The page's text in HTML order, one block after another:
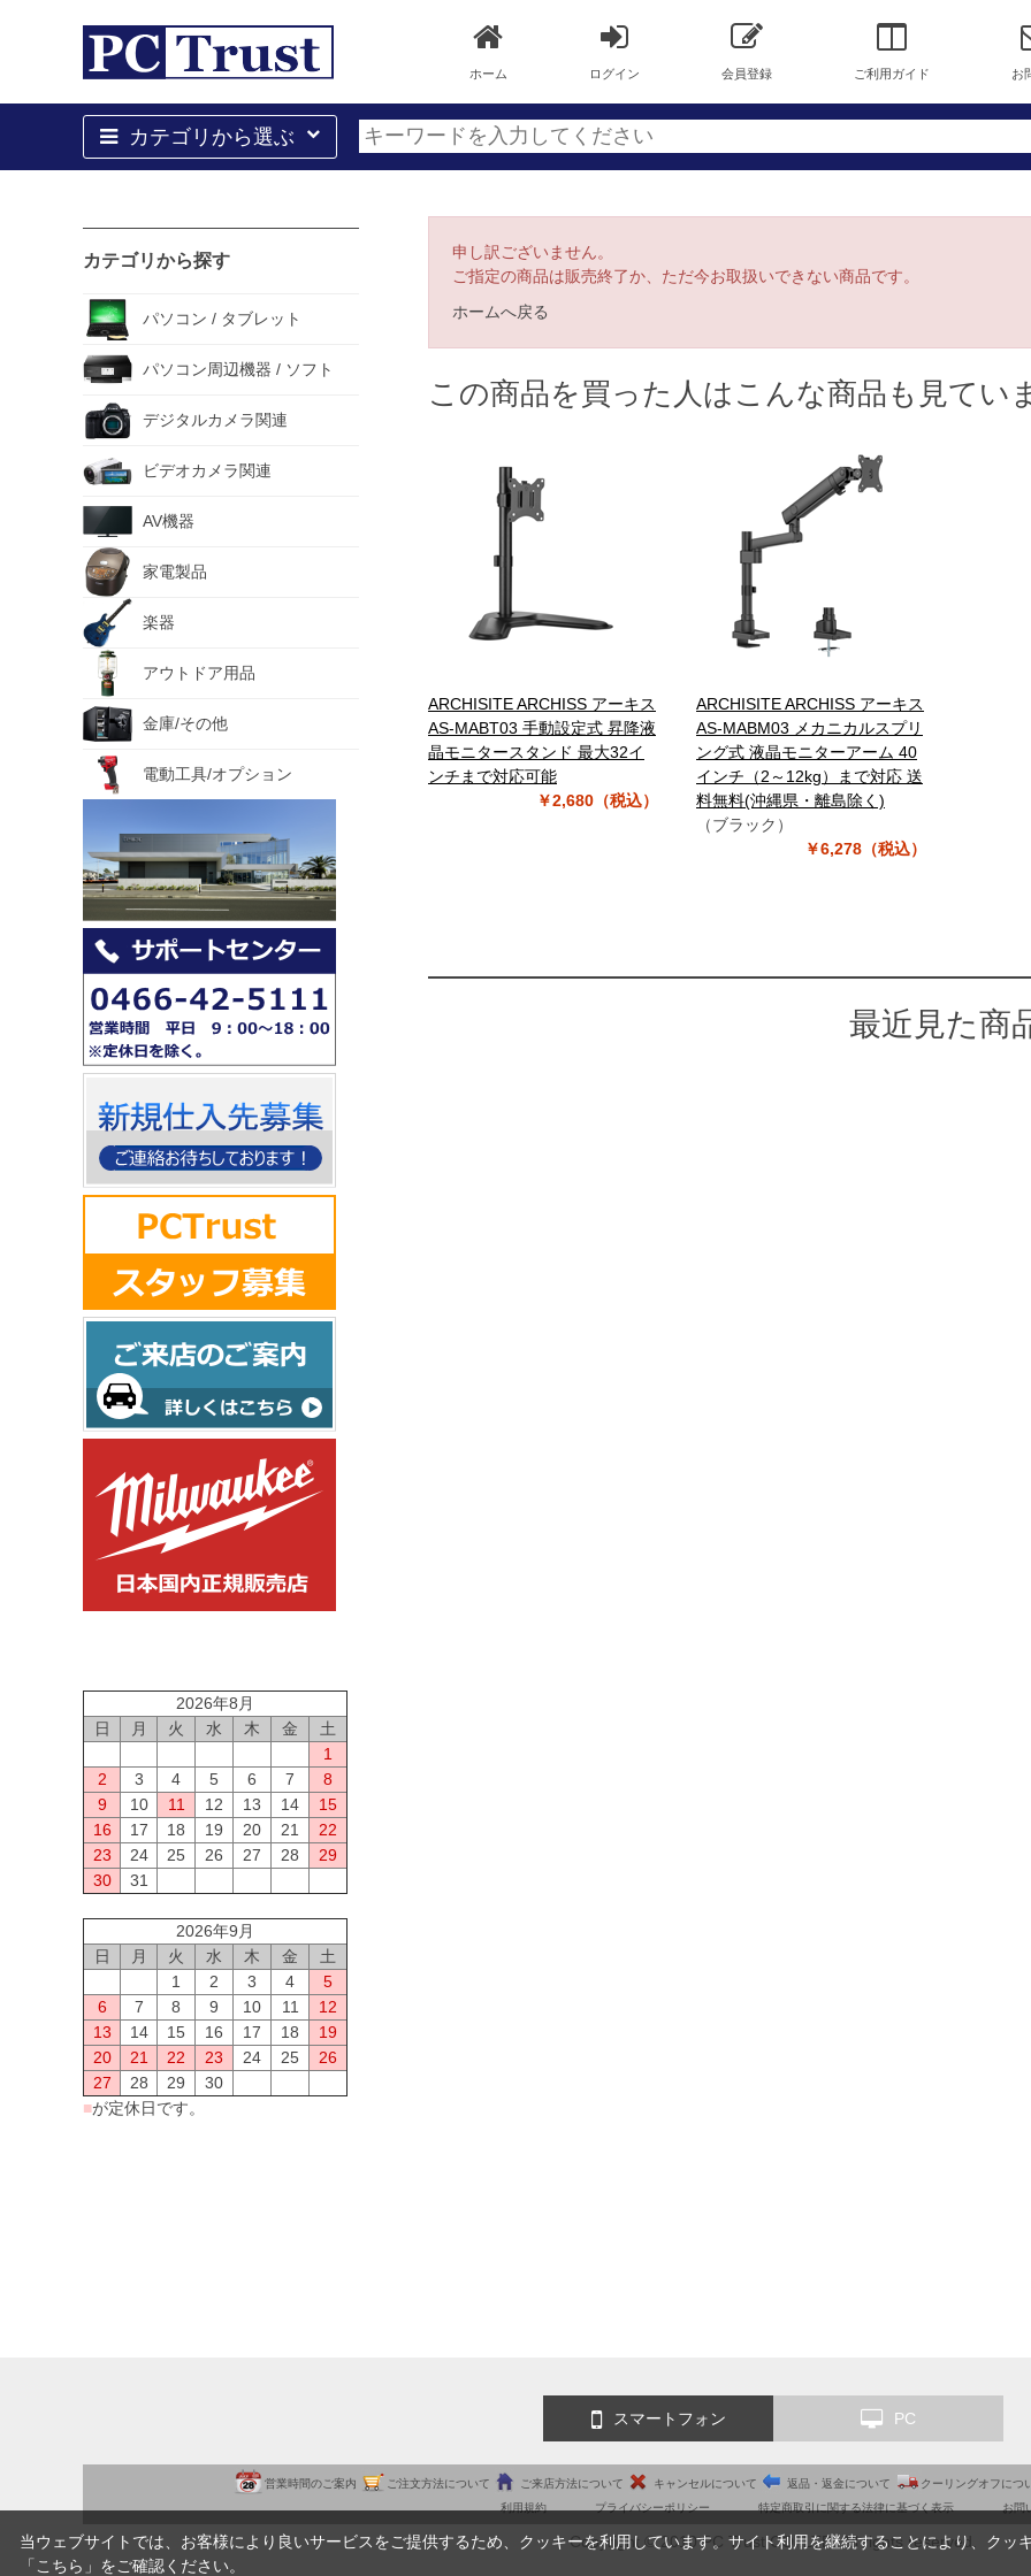
ホーム ログイン 会員登録 ご利用ガイド お
カテゴリから選ぶ
カテゴリから探す
パソコン / タブレット
パソコン周辺機器 / ソフト
デジタルカメラ関連
ビデオカメラ関連
AV機器
家電製品
楽器
アウトドア用品
金庫/その他
電動工具/オプション
2026年8月
日
月 火 水 木 金
土
1
2
3 4 5 6 7
8
9
10 11 12 13 14
15
16
17 18 19 20 21
22
23
24 25 26 27 28
29
30
31
2026年9月
日
月 火 水 木 金
土
1
2 3 4
5
6
7 8 9 10 11
12
13
14 15 16 17 18
19
20
21 22 23 24 25
26
27
28 29
30
■が定休日です。
申し訳ございません。
ご指定の商品は販売終了か、ただ今お取扱いできない商品です。
ホームへ戻る
この商品を買った人はこんな商品も見てい
ARCHISITE ARCHISS アーキス
AS-MABT03 手動設定式 昇降液
晶モニタースタンド 最大32イ
ンチまで対応可能
￥2,680（税込）
ARCHISITE ARCHISS アーキス
AS-MABM03 メカニカルスプリ
ング式 液晶モニターアーム 40
インチ（2～12kg）まで対応 送
料無料(沖縄県・離島除く)
（ブラック）
￥6,278（税込）
最近見た商
スマートフォン PC
営業時間のご案内 ご注文方法について ご来店方法について キャンセルについて 返品・返金について クーリングオフにつ
利用規約
プライバシーポリシー 特定商取引に関する法律に基づく表示 お問
Copyright © 2010 PC Trust CO.,LTD. All rights reserved.
当ウェブサイトでは、お客様により良いサービスをご提供するため、クッキーを利用しています。サイト利用を継続することにより、クッ
「 こちら 」をご確認ください。